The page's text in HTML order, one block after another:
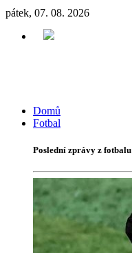
pátek, 07. 08. 2026
Domů
Fotbal
Poslední zprávy z fotbalu